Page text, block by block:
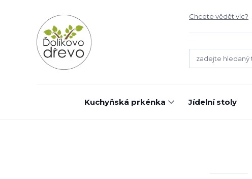
Chcete vědět víc?
Kuchyňská prkénka Jídelní stoly